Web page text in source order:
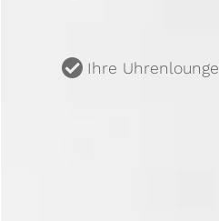
u Ihre